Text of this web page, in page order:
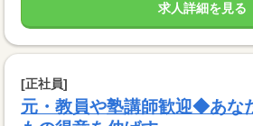
求人詳細を見る
[正社員]
元・教員や塾講師歓迎◆あな